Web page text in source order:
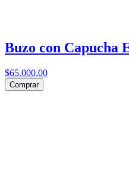
Buzo con Capucha
$65.000,00
Comprar